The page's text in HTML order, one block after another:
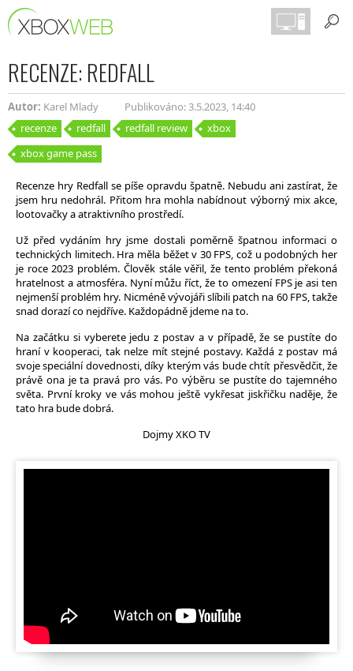
RECENZE: REDFALL
Autor: Karel Mlady
Publikováno: 3.5.2023, 14:40
recenze
redfall redfall review
xbox
xbox game pass
Recenze hry Redfall se píše opravdu špatně. Nebudu ani zastírat, že
jsem hru nedohrál. Přitom hra mohla nabídnout výborný mix akce,
lootovačky a atraktivního prostředí.
Už před vydáním hry jsme dostali poměrně špatnou informaci o
technických limitech. Hra měla běžet v 30 FPS, což u podobných her
je roce 2023 problém. Člověk stále věřil, že tento problém překoná
hratelnost a atmosféra. Nyní můžu říct, že to omezení FPS je asi ten
nejmenší problém hry. Nicméně vývojáři slíbili patch na 60 FPS, takže
snad dorazí co nejdříve. Každopádně jdeme na to.
Na začátku si vyberete jedu z postav a v případě, že se pustíte do
hraní v kooperaci, tak nelze mít stejné postavy. Každá z postav má
svoje speciální dovednosti, díky kterým vás bude chtít přesvědčit, že
právě ona je ta pravá pro vás. Po výběru se pustíte do tajemného
světa. První kroky ve vás mohou ještě vykřesat jiskřičku naděje, že
tato hra bude dobrá.
Dojmy XKO TV